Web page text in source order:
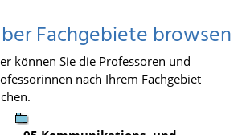
Fachgebiete browsen
können Sie die Professoren und
nach Ihrem Fachgebiet